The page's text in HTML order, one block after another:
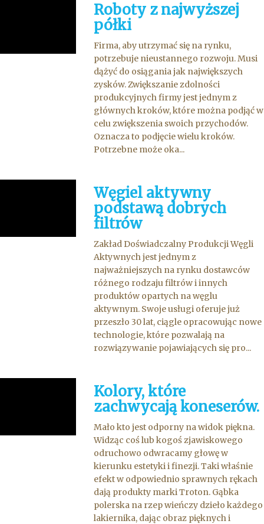
Roboty z najwyższej
półki
Firma, aby utrzymać się na rynku,
potrzebuje nieustannego rozwoju. Musi
dążyć do osiągania jak największych
zysków. Zwiększanie zdolności
produkcyjnych firmy jest jednym z
głównych kroków, które można podjąć w
celu zwiększenia swoich przychodów.
Oznacza to podjęcie wielu kroków.
Potrzebne może oka...
Węgiel aktywny
podstawą dobrych
filtrów
Zakład Doświadczalny Produkcji Węgli
Aktywnych jest jednym z
najważniejszych na rynku dostawców
różnego rodzaju filtrów i innych
produktów opartych na węglu
aktywnym. Swoje usługi oferuje już
przeszło 30 lat, ciągle opracowując nowe
technologie, które pozwalają na
rozwiązywanie pojawiających się pro...
Kolory, które
zachwycają koneserów.
Mało kto jest odporny na widok piękna.
Widząc coś lub kogoś zjawiskowego
odruchowo odwracamy głowę w
kierunku estetyki i finezji. Taki właśnie
efekt w odpowiednio sprawnych rękach
dają produkty marki Troton. Gąbka
polerska na rzep wieńczy dzieło każdego
lakiernika, dając obraz pięknych i